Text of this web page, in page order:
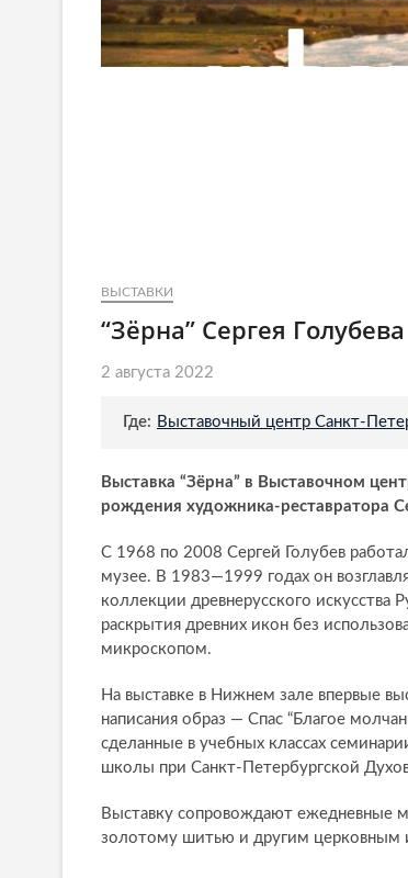
ВЫСТАВКИ
“Зёрна” Сергея Голубева
2 августа 2022
Где: Выставочный центр Санкт-
Выставка “Зёрна” в Выставочном
рождения художника-реставратора
С 1968 по 2008 Сергей Голубев
музее. В 1983—1999 годах он
коллекции древнерусского искусства
раскрытия древних икон без
микроскопом.
На выставке в Нижнем зале впервые
написания образ — Спас “Благое
сделанные в учебных классах
школы при Санкт-Петербургской
Выставку сопровождают ежедневные
золотому шитью и другим церковным